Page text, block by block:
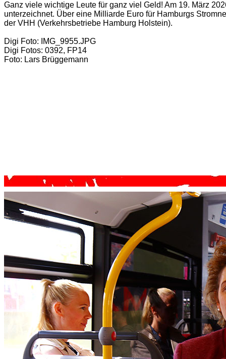
Ganz viele wichtige Leute für ganz viel Geld! Am 19. März
unterzeichnet. Über eine Milliarde Euro für Hamburgs
der VHH (Verkehrsbetriebe Hamburg Holstein).
Digi Foto: IMG_9955.JPG
Digi Fotos: 0392, FP14
Foto: Lars Brüggemann